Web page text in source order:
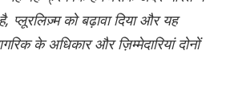
प्लूरलिज़्म को बढ़ावा दिया और यह
के अधिकार और ज़िम्मेदारियां दोनों